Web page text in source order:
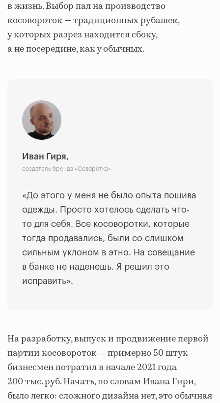
в жизнь. Выбор пал на производство
косовороток — традиционных рубашек,
у которых разрез находится сбоку,
а не посередине, как у обычных.
Иван Гиря,
создатель бренда «Соворотка»
«До этого у меня не было опыта пошива
одежды. Просто хотелось сделать что-
то для себя. Все косоворотки, которые
тогда продавались, были со слишком
сильным уклоном в этно. На совещание
в банке не наденешь. Я решил это
исправить».
На разработку, выпуск и продвижение первой
партии косовороток — примерно 50 штук —
бизнесмен потратил в начале 2021 года
200 тыс. руб. Начать, по словам Ивана Гири,
было легко: сложного дизайна нет, это обычная